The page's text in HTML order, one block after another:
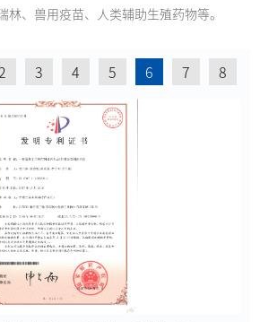
林、兽用疫苗、人类辅助生殖药物等。
3 4 5 6 7 8